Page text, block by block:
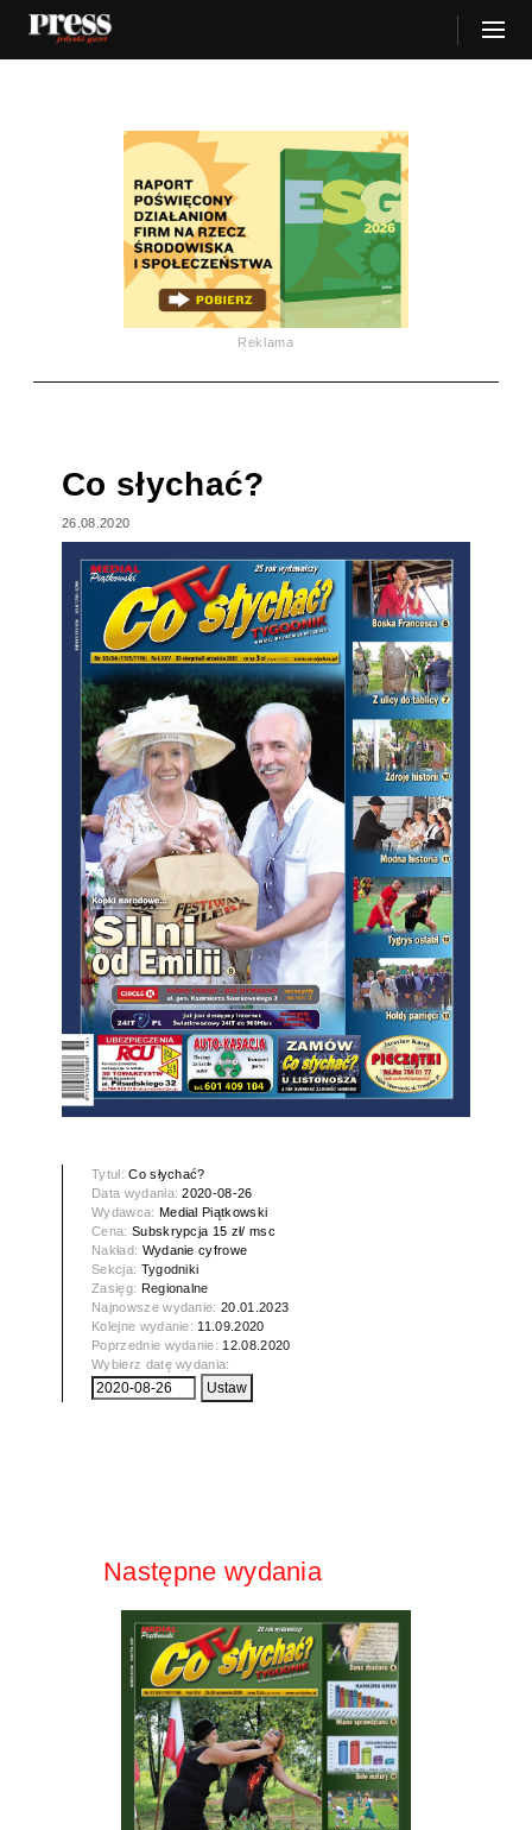
Reklama
Co słychać?
26.08.2020
Tytuł:Co słychać?
Data wydania:2020-08-26
Wydawca: Medial Piątkowski
Cena: Subskrypcja 15 zł/ msc
Nakład: Wydanie cyfrowe
Sekcja: Tygodniki
Zasięg: Regionalne
Najnowsze wydanie:20.01.2023
Kolejne wydanie: 11.09.2020
Poprzednie wydanie: 12.08.2020
Wybierz datę wydania:
Następne wydania